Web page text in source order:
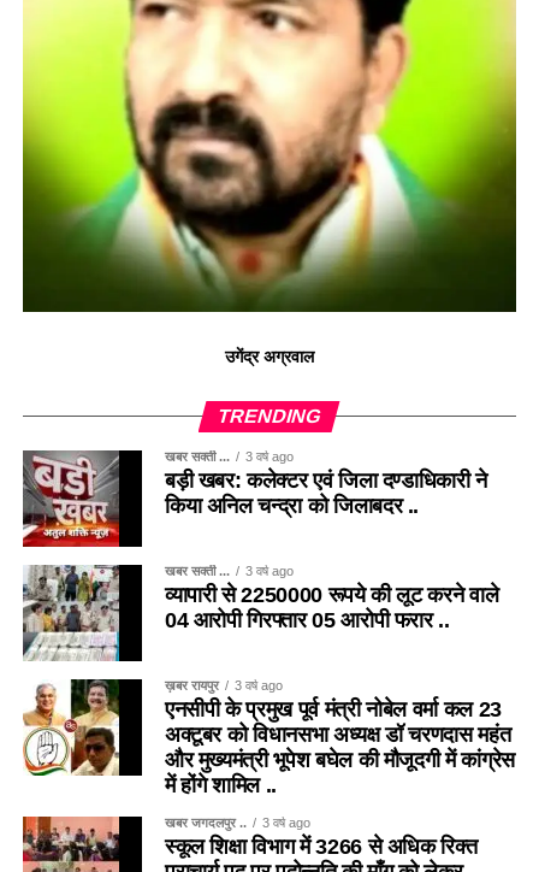
उगेंद्र अग्रवाल
TRENDING
खबर सक्ती ... 3 वर्ष ago
बड़ी खबर: कलेक्टर एवं जिला दण्डाधिकारी ने
किया अनिल चन्द्रा को जिलाबदर ..
खबर सक्ती ... 3 वर्ष ago
व्यापारी से 2250000 रूपये की लूट करने वाले
04 आरोपी गिरफ्तार 05 आरोपी फरार ..
ख़बर रायपुर 3 वर्ष ago
एनसीपी के प्रमुख पूर्व मंत्री नोबेल वर्मा कल 23
अक्टूबर को विधानसभा अध्यक्ष डॉ चरणदास महंत
और मुख्यमंत्री भूपेश बघेल की मौजूदगी में कांग्रेस
में होंगे शामिल ..
खबर जगदलपुर .. 3 वर्ष ago
स्कूल शिक्षा विभाग में 3266 से अधिक रिक्त